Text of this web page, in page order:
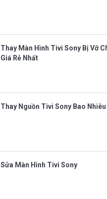
Thay Màn Hình Tivi Sony Bị Vỡ
Giá Rẻ Nhất
Thay Nguồn Tivi Sony Bao
Sửa Màn Hình Tivi Sony